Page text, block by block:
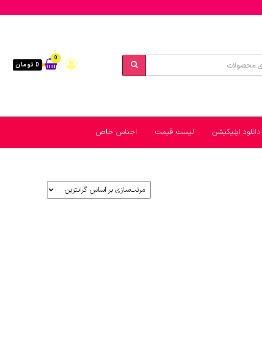
0
0 تومان
دانلود اپلیکیشن لیست قیمت اجناس خاص